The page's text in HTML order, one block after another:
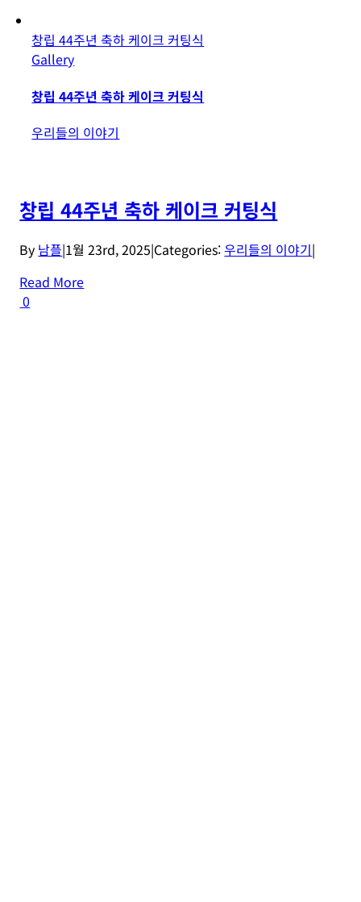
창립 44주년 축하 케이크 커팅식
Gallery
창립 44주년 축하 케이크 커팅식
우리들의 이야기
창립 44주년 축하 케이크 커팅식
By 남플|1월 23rd, 2025|Categories:우리들의 이야기|
Read More
0